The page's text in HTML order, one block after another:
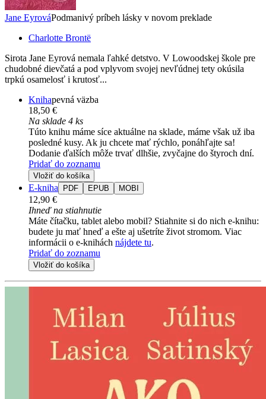
Jane EyrováPodmanivý príbeh lásky v novom preklade
Charlotte Brontë
Sirota Jane Eyrová nemala ľahké detstvo. V Lowoodskej škole pre
chudobné dievčatá a pod vplyvom svojej nevľúdnej tety okúsila
trpkú osamelosť i krutosť...
Knihapevná väzba
18,50 €
Na sklade 4 ks
Túto knihu máme síce aktuálne na sklade, máme však už iba
posledné kusy. Ak ju chcete mať rýchlo, ponáhľajte sa!
Dodanie ďalších môže trvať dlhšie, zvyčajne do štyroch dní.
Pridať do zoznamu
Vložiť do košíka
E-kniha PDF EPUB MOBI
12,90 €
Ihneď na stiahnutie
Máte čítačku, tablet alebo mobil? Stiahnite si do nich e-knihu:
budete ju mať hneď a ešte aj ušetríte život stromom. Viac
informácii o e-knihách nájdete tu.
Pridať do zoznamu
Vložiť do košíka